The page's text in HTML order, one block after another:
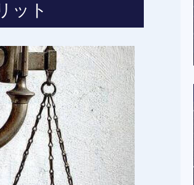
ット